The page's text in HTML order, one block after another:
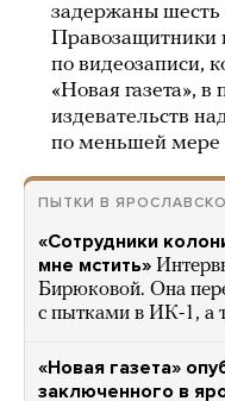
задержаны
Правозащитники
по видеозаписи,
«Новая газета»,
издевательств
по меньшей мере
ПЫТКИ В
«Сотрудники
мне мстить»
Бирюковой. Она
с пытками в ИК-1, а
«Новая газета»
заключенного в